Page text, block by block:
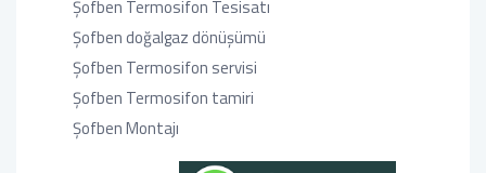
Şofben Termosifon Tesisatı
Şofben doğalgaz dönüşümü
Şofben Termosifon servisi
Şofben Termosifon tamiri
Şofben Montajı